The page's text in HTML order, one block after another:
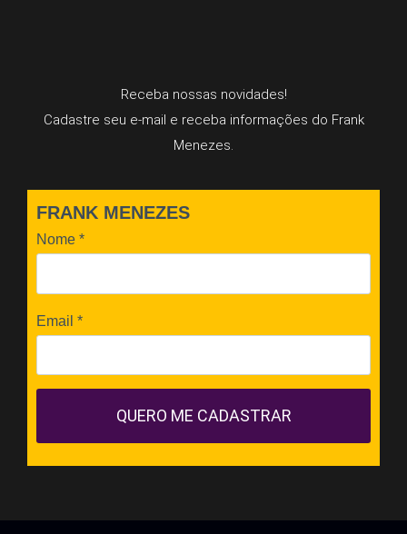
Receba nossas novidades!
Cadastre seu e-mail e receba informações do Frank
Menezes.
FRANK MENEZES
Nome *
Email *
QUERO ME CADASTRAR